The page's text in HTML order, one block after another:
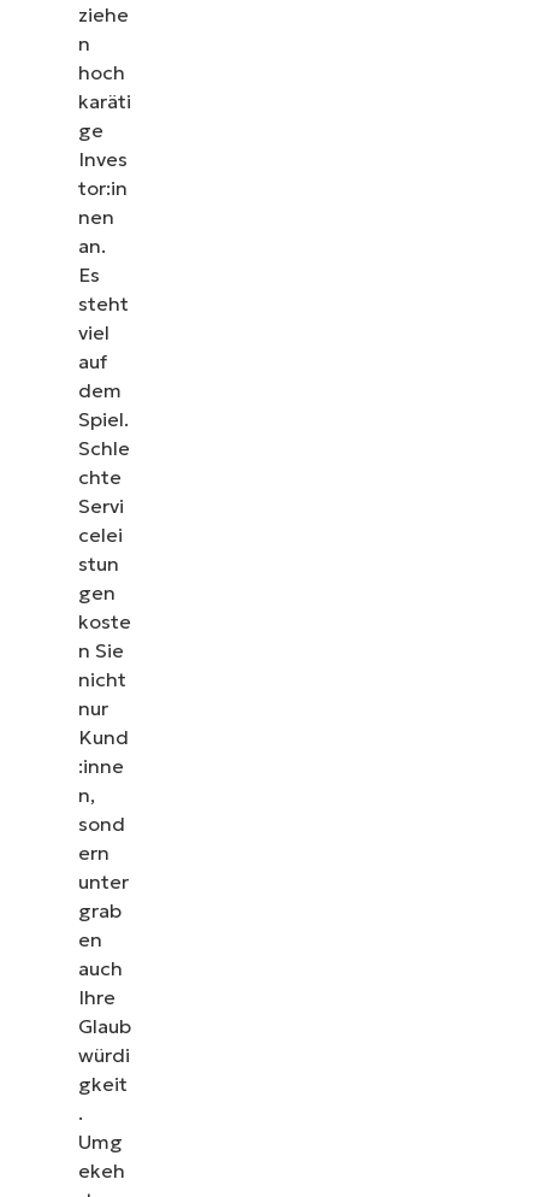
ziehe
n
hoch
karäti
ge
Inves
tor:in
nen
an.
Es
steht
viel
auf
dem
Spiel.
Schle
chte
Servi
celei
stun
gen
koste
n Sie
nicht
nur
Kund
:inne
n,
sond
ern
unter
grab
en
auch
Ihre
Glaub
würdi
gkeit
.
Umg
ekeh